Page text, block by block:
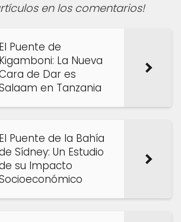
en los comentarios!
El Puente de
Kigamboni: La Nueva
de Dar es
en Tanzania
El Puente de la Bahía
Sídney: Un Estudio
su Impacto